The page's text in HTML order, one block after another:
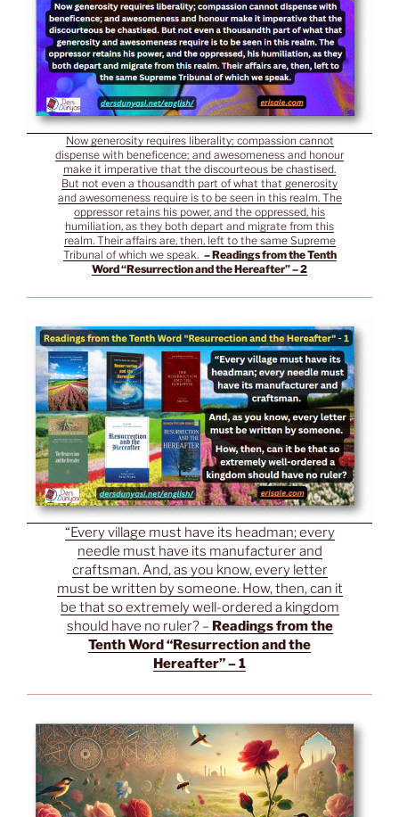
Now generosity requires liberality; compassion cannot
dispense with beneficence; and awesomeness and honour
make it imperative that the discourteous be chastised.
But not even a thousandth part of what that generosity
and awesomeness require is to be seen in this realm. The
oppressor retains his power, and the oppressed, his
humiliation, as they both depart and migrate from this
realm. Their affairs are, then, left to the same Supreme
Tribunal of which we speak. – Readings from the Tenth
Word “Resurrection and the Hereafter” – 2
“Every village must have its headman; every
needle must have its manufacturer and
craftsman. And, as you know, every letter
must be written by someone. How, then, can it
be that so extremely well-ordered a kingdom
should have no ruler? – Readings from the
Tenth Word “Resurrection and the
Hereafter” – 1